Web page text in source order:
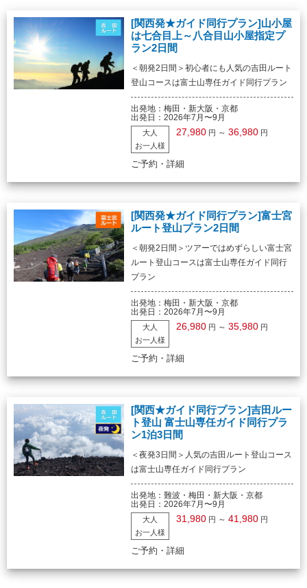
[関西発★ガイド同行プラン]山小屋
は七合目上～八合目山小屋指定プ
ラン2日間
＜朝発2日間＞初心者にも人気の吉田ルート
登山コースは富士山専任ガイド同行プラン
出発地：梅田・新大阪・京都
出発日：2026年7月〜9月
大人
お一人様
27,980 円 ～ 36,980 円
ご予約・詳細
[関西発★ガイド同行プラン]富士宮
ルート登山プラン2日間
＜朝発2日間＞ツアーではめずらしい富士宮
ルート登山コースは富士山専任ガイド同行
プラン
出発地：梅田・新大阪・京都
出発日：2026年7月〜9月
大人
お一人様
26,980 円 ～ 35,980 円
ご予約・詳細
[関西★ガイド同行プラン]吉田ルー
ト登山 富士山専任ガイド同行プラ
ン1泊3日間
＜夜発3日間＞人気の吉田ルート登山コース
は富士山専任ガイド同行プラン
出発地：難波・梅田・新大阪・京都
出発日：2026年7月〜9月
大人
お一人様
31,980 円 ～ 41,980 円
ご予約・詳細